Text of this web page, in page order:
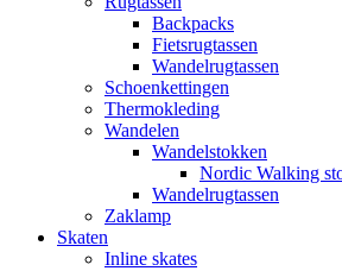
Backpacks
Fietsrugtassen
Wandelrugtassen
Schoenkettingen
Thermokleding
Wandelen
Wandelstokken
Nordic Walking
Wandelrugtassen
Zaklamp
Skaten
Inline skates